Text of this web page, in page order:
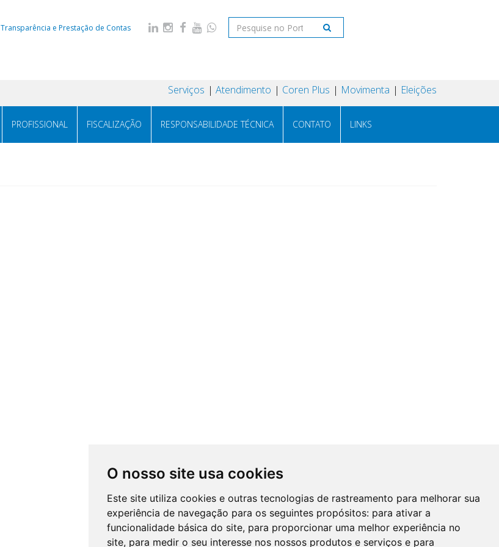
O nosso site usa cookies
Este site utiliza cookies e outras tecnologias de rastreamento para melhorar sua
experiência de navegação para os seguintes propósitos: para ativar a
funcionalidade básica do site, para proporcionar uma melhor experiência no
site, para medir o seu interesse nos nossos produtos e serviços e para
Transparência e Prestação de Contas
Serviços Atendimento Coren Plus Movimenta Eleições
PROFISSIONAL FISCALIZAÇÃO RESPONSABILIDADE TÉCNICA CONTATO LINKS